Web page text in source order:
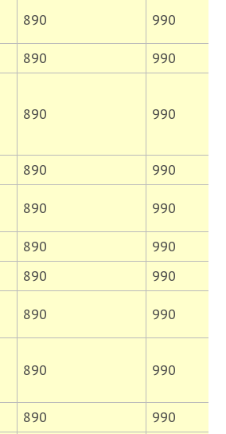
890 990
890
990
890 990
890
990
890 990
890
990
890
990
890 990
890 990
890
990